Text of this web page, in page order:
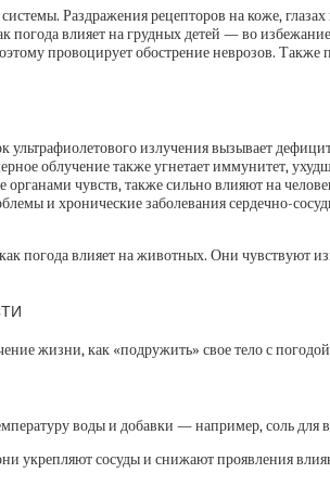
Раздражения рецепторов на коже,
влияет на грудных детей — во
провоцирует обострение неврозов. Также
излучения вызывает
облучение также угнетает иммунитет,
чувств, также сильно влияют на
и хронические заболевания сердечно-
погода влияет на животных. Они чувствуют
жизни, как «подружить» свое тело с
воды и добавки — например, соль
укрепляют сосуды и снижают проявления